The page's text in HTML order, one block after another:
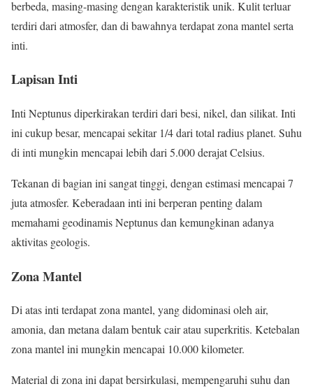
berbeda, masing-masing dengan karakteristik unik. Kulit terluar
terdiri dari atmosfer, dan di bawahnya terdapat zona mantel serta
inti.
Lapisan Inti
Inti Neptunus diperkirakan terdiri dari besi, nikel, dan silikat. Inti
ini cukup besar, mencapai sekitar 1/4 dari total radius planet. Suhu
di inti mungkin mencapai lebih dari 5.000 derajat Celsius.
Tekanan di bagian ini sangat tinggi, dengan estimasi mencapai 7
juta atmosfer. Keberadaan inti ini berperan penting dalam
memahami geodinamis Neptunus dan kemungkinan adanya
aktivitas geologis.
Zona Mantel
Di atas inti terdapat zona mantel, yang didominasi oleh air,
amonia, dan metana dalam bentuk cair atau superkritis. Ketebalan
zona mantel ini mungkin mencapai 10.000 kilometer.
Material di zona ini dapat bersirkulasi, mempengaruhi suhu dan